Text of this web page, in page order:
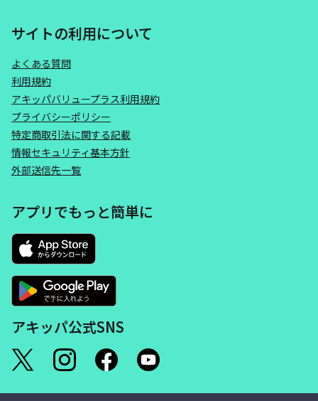
サイトの利用について
よくある質問
利用規約
アキッパバリュープラス利用規約
プライバシーポリシー
特定商取引法に関する記載
情報セキュリティ基本方針
外部送信先一覧
アプリでもっと簡単に
アキッパ公式SNS